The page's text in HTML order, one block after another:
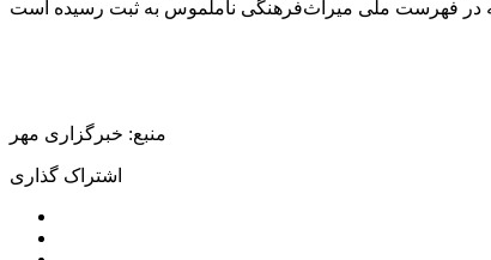
منبع: خبرگزاری مهر
اشتراک گذاری